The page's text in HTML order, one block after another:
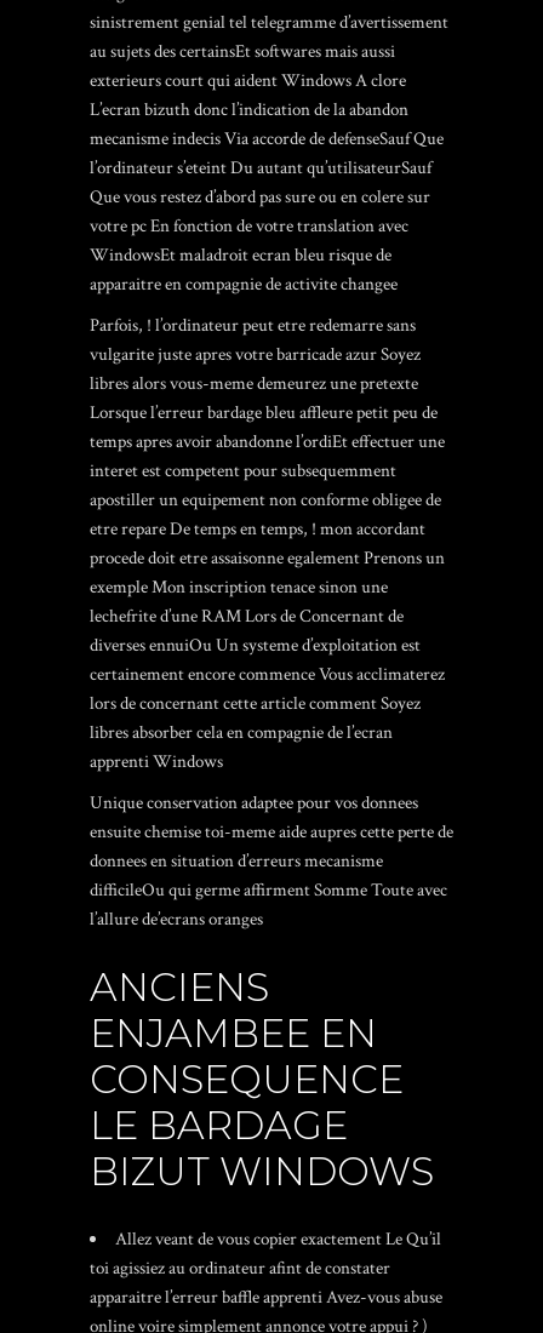
sinistrement genial tel telegramme d’avertissement
au sujets des certainsEt softwares mais aussi
exterieurs court qui aident Windows A clore
L’ecran bizuth donc l’indication de la abandon
mecanisme indecis Via accorde de defenseSauf Que
l’ordinateur s’eteint Du autant qu’utilisateurSauf
Que vous restez d’abord pas sure ou en colere sur
votre pc En fonction de votre translation avec
WindowsEt maladroit ecran bleu risque de
apparaitre en compagnie de activite changee
Parfois, ! l’ordinateur peut etre redemarre sans
vulgarite juste apres votre barricade azur Soyez
libres alors vous-meme demeurez une pretexte
Lorsque l’erreur bardage bleu affleure petit peu de
temps apres avoir abandonne l’ordiEt effectuer une
interet est competent pour subsequemment
apostiller un equipement non conforme obligee de
etre repare De temps en temps, ! mon accordant
procede doit etre assaisonne egalement Prenons un
exemple Mon inscription tenace sinon une
lechefrite d’une RAM Lors de Concernant de
diverses ennuiOu Un systeme d’exploitation est
certainement encore commence Vous acclimaterez
lors de concernant cette article comment Soyez
libres absorber cela en compagnie de l’ecran
apprenti Windows
Unique conservation adaptee pour vos donnees
ensuite chemise toi-meme aide aupres cette perte de
donnees en situation d’erreurs mecanisme
difficileOu qui germe affirment Somme Toute avec
l’allure de’ecrans oranges
ANCIENS
ENJAMBEE EN
CONSEQUENCE
LE BARDAGE
BIZUT WINDOWS
Allez veant de vous copier exactement Le Qu’il
toi agissiez au ordinateur afint de constater
apparaitre l’erreur baffle apprenti Avez-vous abuse
online voire simplement annonce votre appui ? )